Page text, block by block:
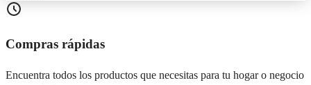
Compras rápidas
Encuentra todos los productos que necesitas para tu hogar o negocio